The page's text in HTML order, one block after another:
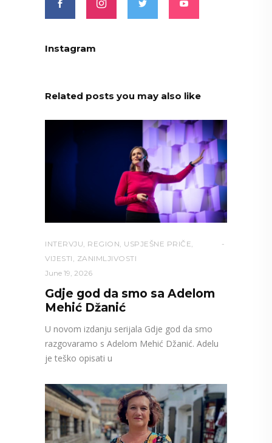
Instagram
Related posts you may also like
INTERVJU REGION USPJEŠNE PRIČE
VIJESTI
ZANIMLJIVOSTI
June 19, 2026
Gdje god da smo sa Adelom
Mehić Džanić
U novom izdanju serijala Gdje god da smo
razgovaramo s Adelom Mehić Džanić. Adelu
je teško opisati u